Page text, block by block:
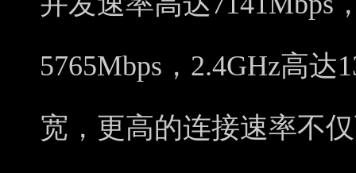
5765Mbps，2.4GHz高达
宽，更高的连接速率不